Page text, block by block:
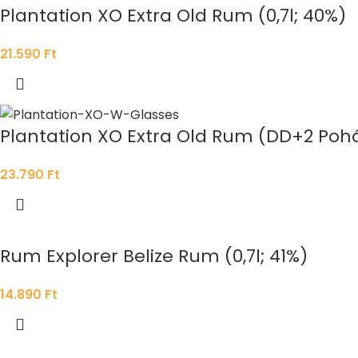
Plantation XO Extra Old Rum (0,7l; 40%)
21.590 Ft
Plantation XO Extra Old Rum (DD+2
23.790 Ft
Rum Explorer Belize Rum (0,7l; 41%)
14.890 Ft